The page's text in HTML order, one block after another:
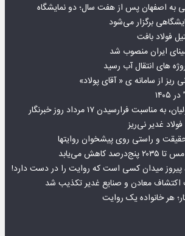
به اصفهان پس از هفت سال؛ دو نمایشگاه
برگزار می‌شود
فولاد بافت
ایران منصوب شد
های انتقال آب رسید
ریز از سامانه ی « آقای پولاد»
فرارسیدن ۱۷ مرداد روز خبرنگار
غدیر نی‌ریز
حقیقت و راستی روی پیشخوان روایت­ها
می‌یابد
پیروز میدان کسی است که روایت را در دست دارد!
معادن و صنایع غدیر تکذیب شد
هر خانواده یک روایت